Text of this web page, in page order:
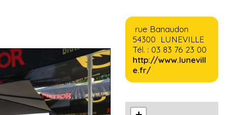
rue Banaudon
54300 LUNEVILLE
Tél. : 03 83 76 23 00
http://www.lunevill
e.fr/